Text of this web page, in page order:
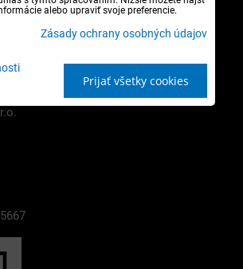
785
alebo upraviť svoje preferencie.
Zásady ochrany osobných údajov
Prijať všetky cookies